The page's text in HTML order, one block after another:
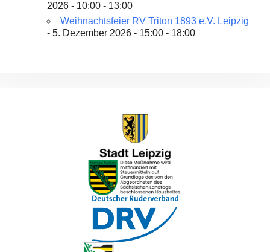
2026 - 10:00 - 13:00
Weihnachtsfeier RV Triton 1893 e.V. Leipzig
- 5. Dezember 2026 - 15:00 - 18:00